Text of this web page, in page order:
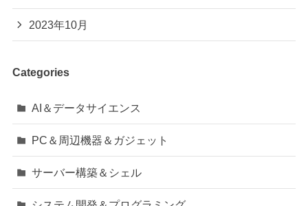
2023年10月
Categories
AI＆データサイエンス
PC＆周辺機器＆ガジェット
サーバー構築＆シェル